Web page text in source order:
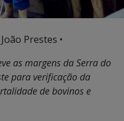
Prestes •
as margens da Serra do
para verificação da
de bovinos e